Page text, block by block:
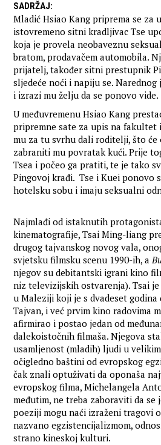
SADRŽAJ:
Mladić Hsiao Kang priprema se za
istovremeno sitni kradljivac Tse
koja je provela neobaveznu
bratom, prodavačem automobila.
prijatelj, također sitni prestupnik
sljedeće noći i napiju se.
i izrazi mu želju da se ponovo vide.
U međuvremenu Hsiao Kang
pripremne sate za upis na fakultet
mu za tu svrhu dali roditelji, što će
zabraniti mu povratak kući. Prije
Tsea i počeo ga pratiti, te je tako
Pingovoj krađi. Tse i Kuei ponovo
hotelsku sobu i imaju seksualni
Najmlađi od istaknutih
kinematografije, Tsai Ming-liang
drugog tajvanskog novog vala,
svjetsku filmsku scenu 1990-ih, a
njegov su debitantski igrani kino
niz televizijskih ostvarenja). Tsai
u Maleziji koji je s dvadeset
Tajvan, i već prvim kino radovima
afirmirao i postao jedan od
dalekoistočnih filmaša. Njegova
usamljenost (mladih) ljudi u
očigledno baštini od evropskog
čak znali optuživati da oponaša
evropskog filma, Michelangela
međutim, ne treba zaboraviti da se
poeziji mogu naći izraženi tragovi
nazvano egzistencijalizmom,
strano kineskoj kulturi.